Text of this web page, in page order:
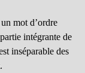
mot d’ordre
intégrante de
inséparable des